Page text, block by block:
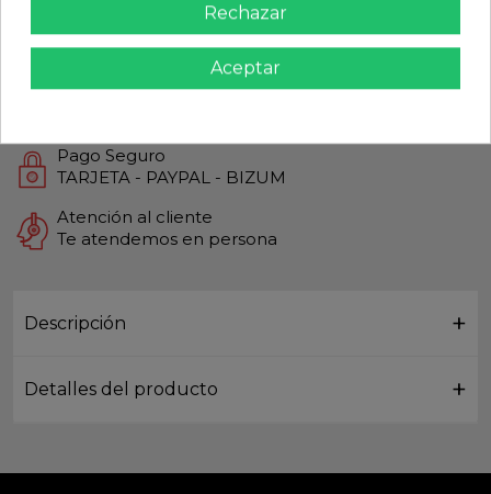
Calidad Garantizada
Productos de Máxima calidad
Envío Rápido
Pago Seguro
TARJETA - PAYPAL - BIZUM
Atención al cliente
Te atendemos en persona
Descripción
Detalles del producto
Rechazar
Aceptar